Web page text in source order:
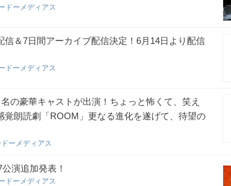
ドーメディアス
信＆7日間アーカイブ配信決定！6月14日より配信
ドーメディアス
の豪華キャストが出演！ちょっと怖くて、笑え
朗読劇「ROOM」更なる進化を遂げて、待望の
ーメディアス
演追加発表！
ドーメディアス